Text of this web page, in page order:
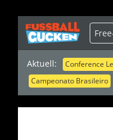
Aktuell: Conference
Campeonato Brasileiro